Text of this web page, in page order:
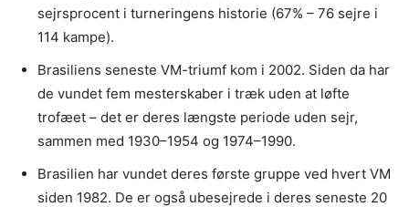
sejrsprocent i turneringens historie (67% – 76 sejre i
114 kampe).
Brasiliens seneste VM-triumf kom i 2002. Siden da har
de vundet fem mesterskaber i træk uden at løfte
trofæet – det er deres længste periode uden sejr,
sammen med 1930–1954 og 1974–1990.
Brasilien har vundet deres første gruppe ved hvert VM
siden 1982. De er også ubesejrede i deres seneste 20